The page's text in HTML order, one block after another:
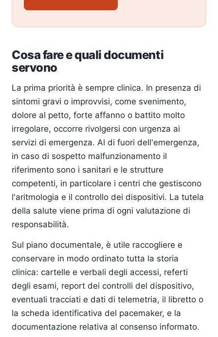
Cosa fare e quali documenti
servono
La prima priorità è sempre clinica. In presenza di
sintomi gravi o improvvisi, come svenimento,
dolore al petto, forte affanno o battito molto
irregolare, occorre rivolgersi con urgenza ai
servizi di emergenza. Al di fuori dell'emergenza,
in caso di sospetto malfunzionamento il
riferimento sono i sanitari e le strutture
competenti, in particolare i centri che gestiscono
l'aritmologia e il controllo dei dispositivi. La tutela
della salute viene prima di ogni valutazione di
responsabilità.
Sul piano documentale, è utile raccogliere e
conservare in modo ordinato tutta la storia
clinica: cartelle e verbali degli accessi, referti
degli esami, report dei controlli del dispositivo,
eventuali tracciati e dati di telemetria, il libretto o
la scheda identificativa del pacemaker, e la
documentazione relativa al consenso informato.